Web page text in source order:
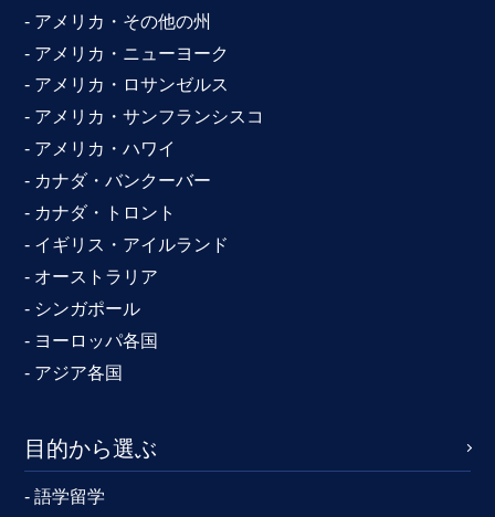
- アメリカ・その他の州
- アメリカ・ニューヨーク
- アメリカ・ロサンゼルス
- アメリカ・サンフランシスコ
- アメリカ・ハワイ
- カナダ・バンクーバー
- カナダ・トロント
- イギリス・アイルランド
- オーストラリア
- シンガポール
- ヨーロッパ各国
- アジア各国
目的から選ぶ
- 語学留学